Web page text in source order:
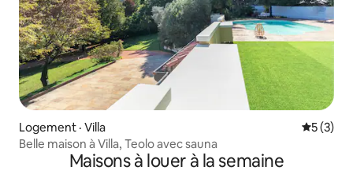
Logement · Villa Note
5 (3)
Belle maison à Villa, Teolo avec sauna
Maisons à louer à la semaine